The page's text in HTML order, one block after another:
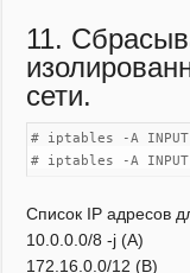
11.
сети.
# iptables -A
# iptables -A
Список IP адресов
10.0.0.0/8 -j (A)
172.16.0.0/12 (B)